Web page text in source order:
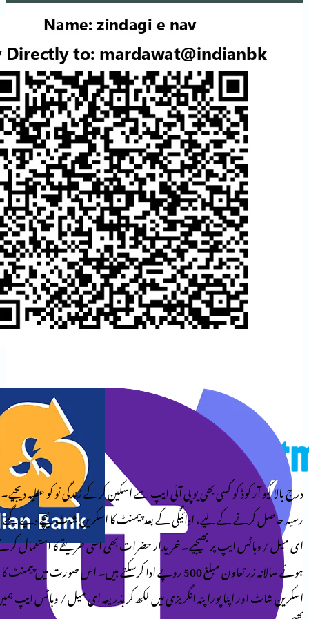
کو کسی بھی یو پی آئی ایپ سے اسکین کرکے زندگی نو کو عطیہ دیجیے۔
لیے، ادائیگی کے بعد پیمنٹ کا اسکرین شاٹ نیچے دیے گئے
پر بھیجیے۔ خریدار حضرات بھی اسی طریقے کا استعمال کرتے
ہوئے سالانہ زرِ تعاون مبلغ 500 روپے ادا کرسکتے ہیں۔ اس صورت میں پیمنٹ کا
پورا پتہ انگریزی میں لکھ کر بذریعہ ای میل / وہاٹس ایپ ہمیں